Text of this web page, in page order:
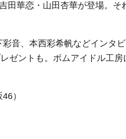
田華恋・山田杏華が登場。そ
音、本西彩希帆などインタ
ゼントも。ボムアイドル工房
）